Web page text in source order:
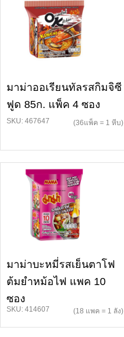
มาม่าออเรียนทัลรสกิมจิซี
ฟูด 85ก. แพ็ค 4 ซอง
SKU: 467647 (36แพ็ค = 1 หีบ)
มาม่าบะหมี่รสเย็นตาโฟ
ต้มยำหม้อไฟ แพค 10
ซอง
SKU: 414607 (18 แพค = 1 ลัง)